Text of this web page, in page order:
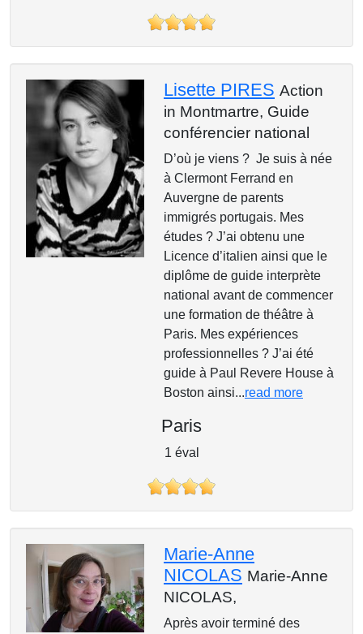
Lisette PIRES Action
in Montmartre, Guide
conférencier national
D’où je viens ? Je suis à née
à Clermont Ferrand en
Auvergne de parents
immigrés portugais. Mes
études ? J’ai obtenu une
Licence d’italien ainsi que le
diplôme de guide interprète
national avant de commencer
une formation de théâtre à
Paris. Mes expériences
professionnelles ? J’ai été
guide à Paul Revere House à
Boston ainsi...read more
Paris
1 éval
Marie-Anne
NICOLAS Marie-Anne
NICOLAS,
Après avoir terminé des